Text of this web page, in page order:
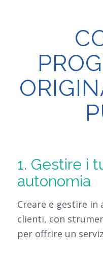
1. Gestire i
autonomia
Creare e gestire in
clienti, con
per offrire un